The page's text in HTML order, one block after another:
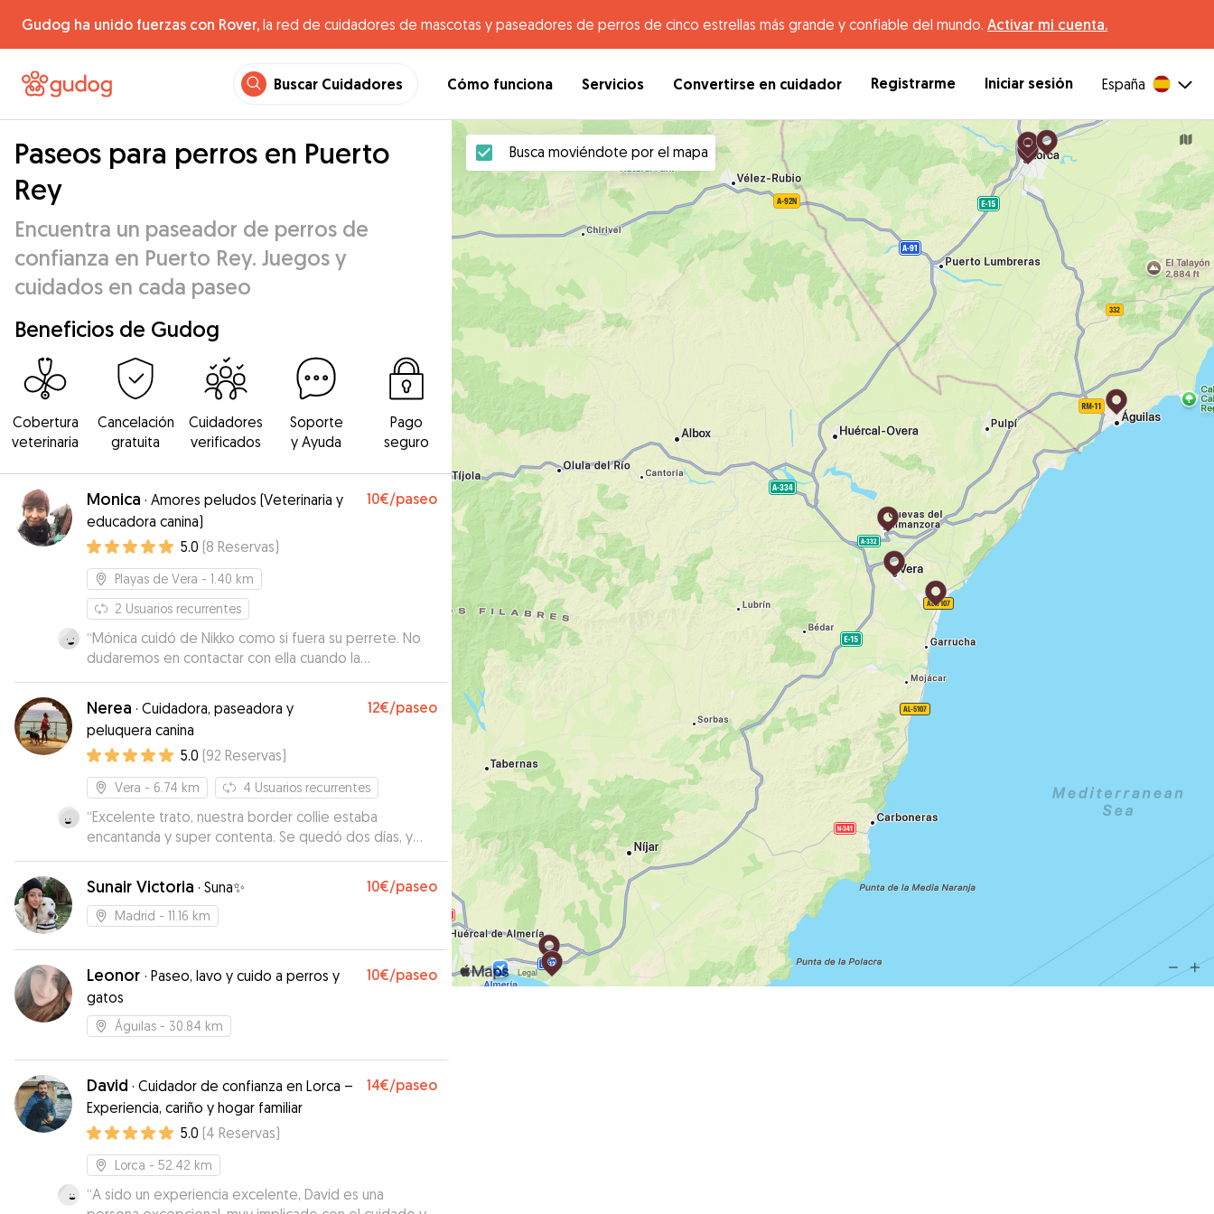
Gudog ha unido fuerzas con Rover, la red de cuidadores de mascotas y paseadores de perros de cinco estrellas más grande y confiable del mundo. Activar mi cuenta.
Buscar Cuidadores Cómo funciona Servicios Convertirse en cuidador Registrarme Iniciar sesión España
Paseos para perros en Puerto
Rey
Encuentra un paseador de perros de
confianza en Puerto Rey. Juegos y
cuidados en cada paseo
Beneficios de Gudog
Cobertura
veterinaria
Cancelación
gratuita
Cuidadores
verificados
Soporte
y Ayuda
Pago
seguro
Monica · Amores peludos (Veterinaria y
educadora canina)
10€/paseo
5.0 (8 Reservas)
Playas de Vera - 1.40 km
2 Usuarios recurrentes
“Mónica cuidó de Nikko como si fuera su perrete. No
dudaremos en contactar con ella cuando la
necesitemos.”
Nerea · Cuidadora, paseadora y
peluquera canina
12€/paseo
5.0 (92 Reservas)
Vera - 6.74 km 4 Usuarios recurrentes
“Excelente trato, nuestra border collie estaba
encantanda y super contenta. Se quedó dos días, y
cuando sabía el camino se alegraba porque sabía a
dónde iba.
Sunair Victoria · Suna✨ 10€/paseo
Madrid - 11.16 km
Leonor · Paseo, lavo y cuido a perros y
gatos
10€/paseo
Águilas - 30.84 km
David · Cuidador de confianza en Lorca –
Experiencia, cariño y hogar familiar
14€/paseo
5.0 (4 Reservas)
Lorca - 52.42 km
“A sido un experiencia excelente, David es una
Busca moviéndote por el mapa